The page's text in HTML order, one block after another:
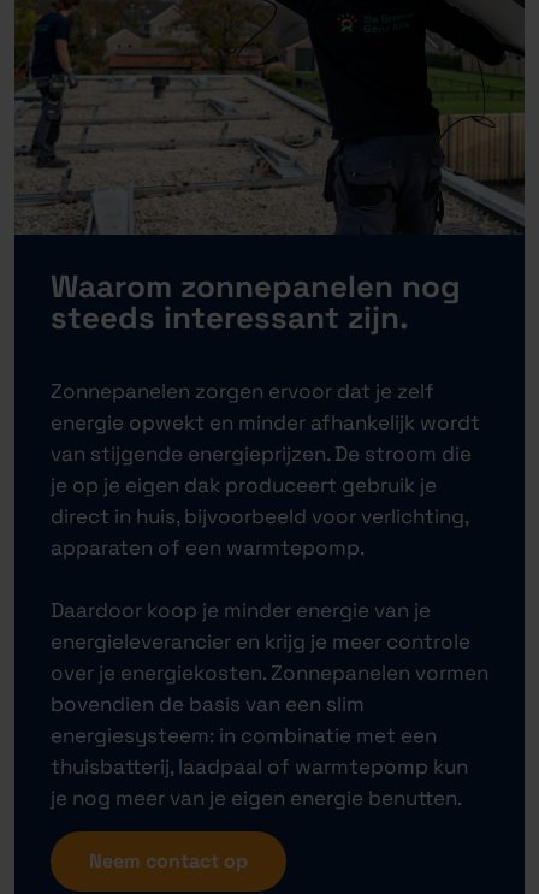
Waarom zonnepanelen nog
steeds interessant zijn.
Zonnepanelen zorgen ervoor dat je zelf
energie opwekt en minder afhankelijk wordt
van stijgende energieprijzen. De stroom die
je op je eigen dak produceert gebruik je
direct in huis, bijvoorbeeld voor verlichting,
apparaten of een warmtepomp.
Daardoor koop je minder energie van je
energieleverancier en krijg je meer controle
over je energiekosten. Zonnepanelen vormen
bovendien de basis van een slim
energiesysteem: in combinatie met een
thuisbatterij, laadpaal of warmtepomp kun
je nog meer van je eigen energie benutten.
Neem contact op